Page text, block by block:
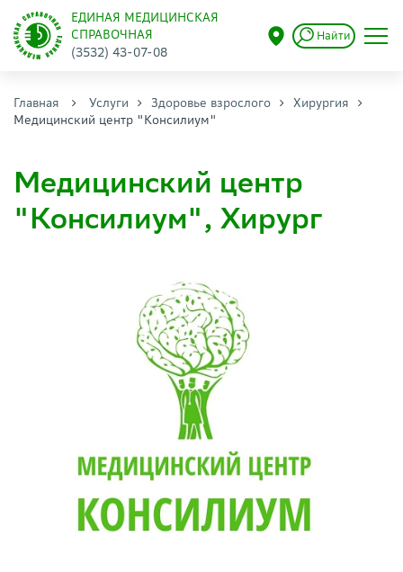
ЕДИНАЯ МЕДИЦИНСКАЯ
СПРАВОЧНАЯ
(3532) 43-07-08
Найти
Главная Услуги Здоровье взрослого
Хирургия
Медицинский центр "Консилиум"
Медицинский центр
"Консилиум", Хирург